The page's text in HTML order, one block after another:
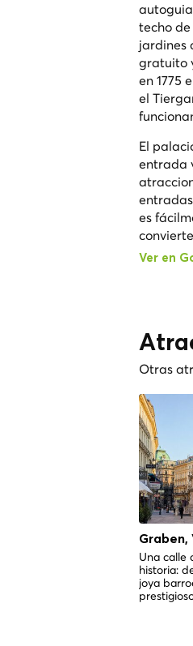
techo
jardines
gratuito
en 1775
el
El
entrada
es
Ver en
Otras
Graben,
Una calle
historia:
joya